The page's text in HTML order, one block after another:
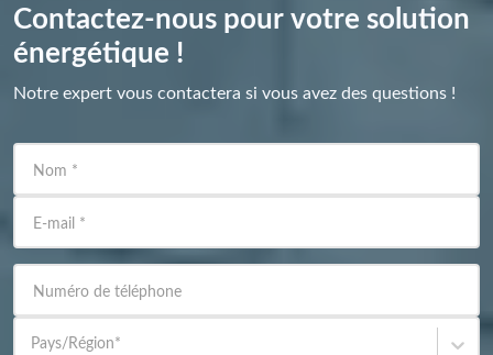
Contactez-nous pour votre solution
énergétique !
Notre expert vous contactera si vous avez des questions !
Nom *
E-mail *
Numéro de téléphone
Pays/Région*